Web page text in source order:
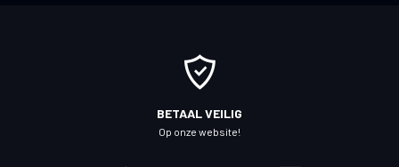
BETAAL VEILIG
Op onze website!